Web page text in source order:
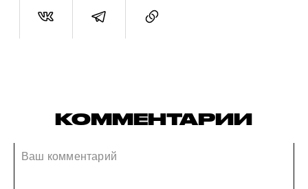
КОММЕНТАРИИ